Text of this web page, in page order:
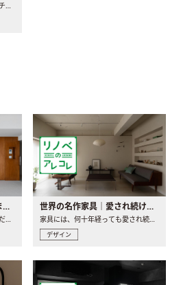
プロダクトデザイナーの夫とマーチャンダイザーの妻が、夫婦で..
キッチンはレイアウトで決まる。後悔しないための考え方と選び方
キッチンは生活の中心となる場所だからこそ、家の中のどこに置..
世界の名作家具｜愛され続ける理由と一生モノとの出会い方
家具には、何十年経っても愛され続ける「名作」と呼ばれるもの..
デザイン